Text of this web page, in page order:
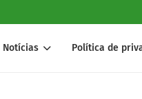
Notícias Política de